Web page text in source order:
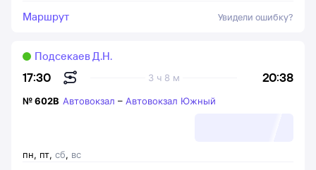
Маршрут Увидели ошибку?
17:30 20:38
3 ч 8 м
Подсекаев Д.Н.
пн, пт, сб, вс
№602В Автовокзал – Автовокзал Южный